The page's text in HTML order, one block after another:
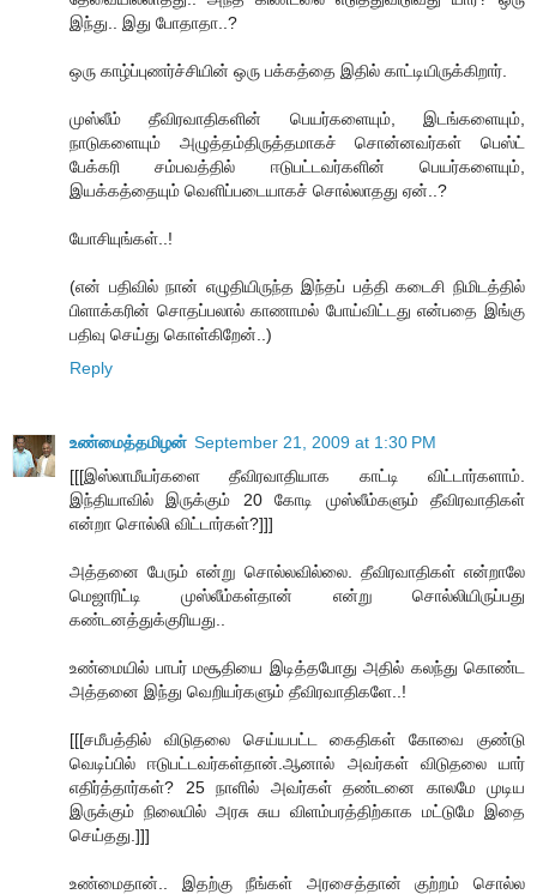
இந்து.. இது போதாதா..?
ஒரு காழ்ப்புணர்ச்சியின் ஒரு பக்கத்தை இதில் காட்டியிருக்கிறார்.
முஸ்லீம் தீவிரவாதிகளின் பெயர்களையும், இடங்களையும்,
நாடுகளையும் அழுத்தம்திருத்தமாகச் சொன்னவர்கள் பெஸ்ட்
பேக்கரி சம்பவத்தில் ஈடுபட்டவர்களின் பெயர்களையும்,
இயக்கத்தையும் வெளிப்படையாகச் சொல்லாதது ஏன்..?
யோசியுங்கள்..!
(என் பதிவில் நான் எழுதியிருந்த இந்தப் பத்தி கடைசி நிமிடத்தில்
பிளாக்கரின் சொதப்பலால் காணாமல் போய்விட்டது என்பதை இங்கு
பதிவு செய்து கொள்கிறேன்..)
Reply
உண்மைத்தமிழன் September 21, 2009 at 1:30 PM
[[[இஸ்லாமீயர்களை தீவிரவாதியாக காட்டி விட்டார்களாம்.
இந்தியாவில் இருக்கும் 20 கோடி முஸ்லீம்களும் தீவிரவாதிகள்
என்றா சொல்லி விட்டார்கள்?]]]
அத்தனை பேரும் என்று சொல்லவில்லை. தீவிரவாதிகள் என்றாலே
மெஜாரிட்டி முஸ்லீம்கள்தான் என்று சொல்லியிருப்பது
கண்டனத்துக்குரியது..
உண்மையில் பாபர் மசூதியை இடித்தபோது அதில் கலந்து கொண்ட
அத்தனை இந்து வெறியர்களும் தீவிரவாதிகளே..!
[[[சமீபத்தில் விடுதலை செய்யபட்ட கைதிகள் கோவை குண்டு
வெடிப்பில் ஈடுபட்டவர்கள்தான்.ஆனால் அவர்கள் விடுதலை யார்
எதிர்த்தார்கள்? 25 நாளில் அவர்கள் தண்டனை காலமே முடிய
இருக்கும் நிலையில் அரசு சுய விளம்பரத்திற்காக மட்டுமே இதை
செய்தது.]]]
உண்மைதான்.. இதற்கு நீங்கள் அரசைத்தான் குற்றம் சொல்ல